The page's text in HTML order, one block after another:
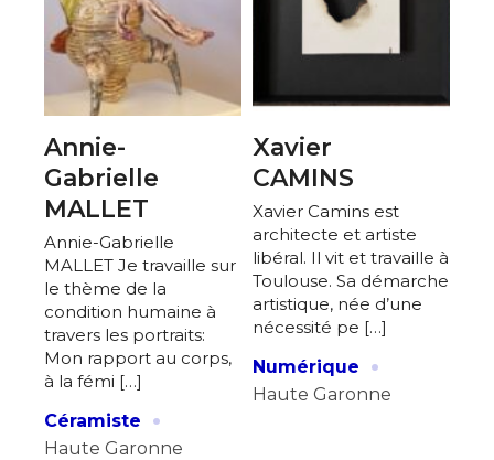
Annie-
Gabrielle
MALLET
Annie-Gabrielle
MALLET Je travaille sur
le thème de la
condition humaine à
travers les portraits:
Mon rapport au corps,
à la fémi […]
Céramiste
·
Haute Garonne
Xavier
CAMINS
Xavier Camins est
architecte et artiste
libéral. Il vit et travaille à
Toulouse. Sa démarche
artistique, née d’une
nécessité pe […]
Numérique
·
Haute Garonne